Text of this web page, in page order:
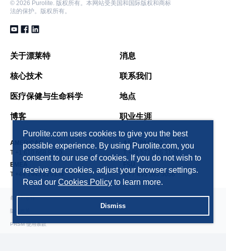
Purolite.com uses cookies to give you the best
possible experience. By using Purolite.com, you
consent to our use of cookies. If you do not wish to
receive our cookies, adjust your browser settings.
Read our Cookies Policy to learn more.
Dismiss
© 2026 Purolite. 版权所有。本网站受美国和国际版权和商标
法的保护。版权所有。
关于漂莱特
核心技术
医疗保健与生命科学
博客
消息
联系我们
地点
职业生涯
AMERICAS
T +1 610 668 9090
ASIA PACIFIC
T +86 571 876 31382
EMEA
T +44 1443 229334
T +7 495 363 5056
条款和条件
隐私政策
PRSM 使用条款